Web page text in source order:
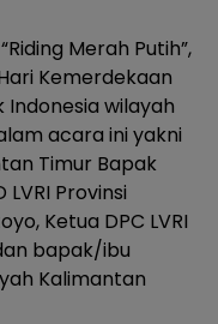
Merah Putih”,
Kemerdekaan
wilayah
acara ini yakni
Timur Bapak
Provinsi
Ketua DPC LVRI
bapak/ibu
Kalimantan